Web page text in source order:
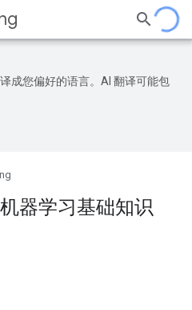
成您偏好的语言。AI 翻译可能包
器学习基础知识